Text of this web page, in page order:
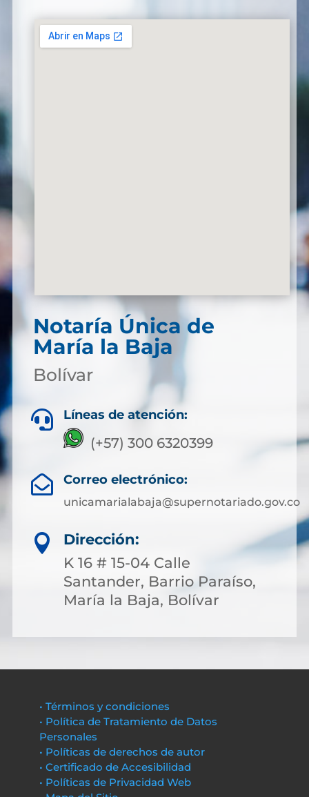
Notaría Única de
María la Baja
Bolívar
 Líneas de atención:
(+57) 300 6320399
 Correo electrónico:
unicamarialabaja@supernotariado.gov.co

Dirección:
K 16 # 15-04 Calle
Santander, Barrio Paraíso,
María la Baja, Bolívar
• Términos y condiciones
• Política de Tratamiento de Datos
Personales
• Políticas de derechos de autor
• Certificado de Accesibilidad
• Políticas de Privacidad Web